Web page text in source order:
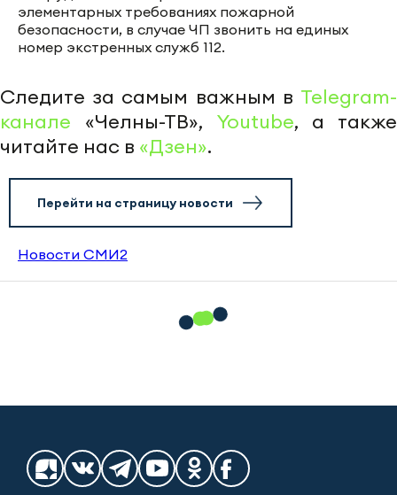
элементарных требованиях пожарной
безопасности, в случае ЧП звонить на единых
номер экстренных служб 112.
Следите за самым важным в Telegram-
канале «Челны-ТВ», Youtube, а также
читайте нас в «Дзен».
Перейти на страницу новости
Новости СМИ2